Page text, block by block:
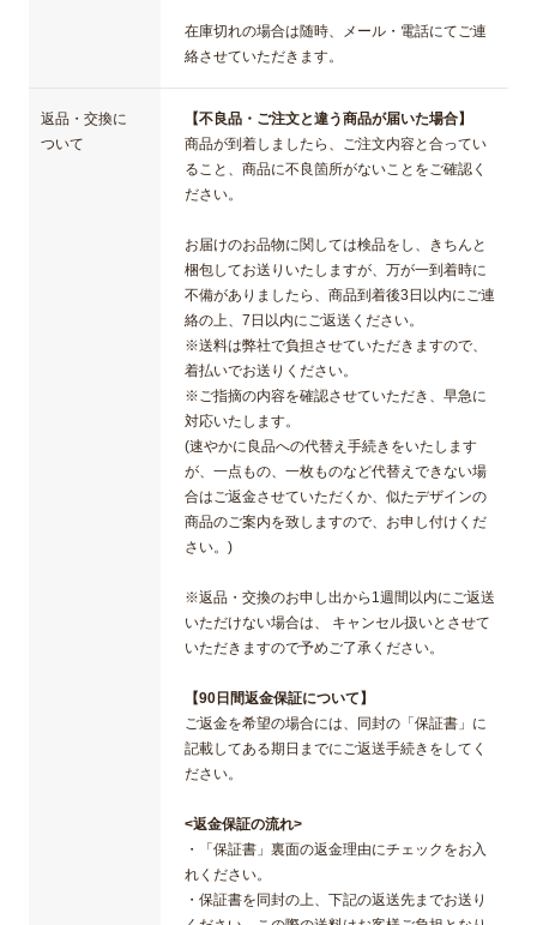
在庫切れの場合は随時、メール・電話にてご連
絡させていただきます。
返品・交換に
ついて
【不良品・ご注文と違う商品が届いた場合】
商品が到着しましたら、ご注文内容と合ってい
ること、商品に不良箇所がないことをご確認く
ださい。
お届けのお品物に関しては検品をし、きちんと
梱包してお送りいたしますが、万が一到着時に
不備がありましたら、商品到着後3日以内にご連
絡の上、7日以内にご返送ください。
※送料は弊社で負担させていただきますので、
着払いでお送りください。
※ご指摘の内容を確認させていただき、早急に
対応いたします。
(速やかに良品への代替え手続きをいたします
が、一点もの、一枚ものなど代替えできない場
合はご返金させていただくか、似たデザインの
商品のご案内を致しますので、お申し付けくだ
さい。)
※返品・交換のお申し出から1週間以内にご返送
いただけない場合は、 キャンセル扱いとさせて
いただきますので予めご了承ください。
【90日間返金保証について】
ご返金を希望の場合には、同封の「保証書」に
記載してある期日までにご返送手続きをしてく
ださい。
<返金保証の流れ>
・「保証書」裏面の返金理由にチェックをお入
れください。
・保証書を同封の上、下記の返送先までお送り